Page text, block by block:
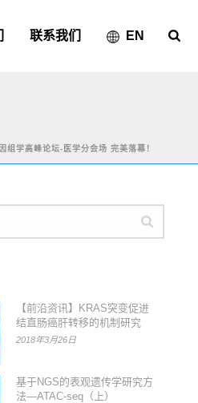
联系我们 EN
组学高峰论坛-医学分会场 完美落幕！
【前沿资讯】KRAS突变促进
结直肠癌肝转移的机制研究
2018年3月26日
基于NGS的表观遗传学研究方
法—ATAC-seq（上）